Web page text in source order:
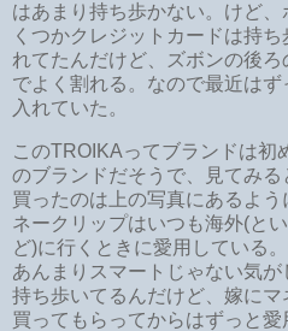
はあまり持ち歩かない。けど
くつかクレジットカードは持
れてたんだけど、ズボンの後
でよく割れる。なので最近は
入れていた。
このTROIKAってブランドは初
のブランドだそうで、見てみ
買ったのは上の写真にあるよ
ネークリップはいつも海外(と
ど)に行くときに愛用している
あんまりスマートじゃない気
持ち歩いてるんだけど、嫁に
買ってもらってからはずっと